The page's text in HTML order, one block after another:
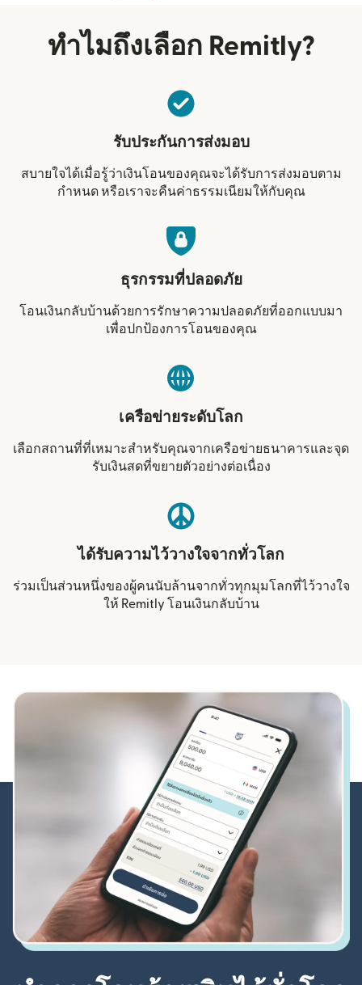
ทำไมถึงเลือก Remitly?
รับประกันการส่งมอบ
สบายใจได้เมื่อรู้ว่าเงินโอนของคุณจะได้รับการส่งมอบตาม
กำหนด หรือเราจะคืนค่าธรรมเนียมให้กับคุณ
ธุรกรรมที่ปลอดภัย
โอนเงินกลับบ้านด้วยการรักษาความปลอดภัยที่ออกแบบมา
เพื่อปกป้องการโอนของคุณ
เครือข่ายระดับโลก
เลือกสถานที่ที่เหมาะสำหรับคุณจากเครือข่ายธนาคารและจุด
รับเงินสดที่ขยายตัวอย่างต่อเนื่อง
ได้รับความไว้วางใจจากทั่วโลก
ร่วมเป็นส่วนหนึ่งของผู้คนนับล้านจากทั่วทุกมุมโลกที่ไว้วางใจ
ให้ Remitly โอนเงินกลับบ้าน